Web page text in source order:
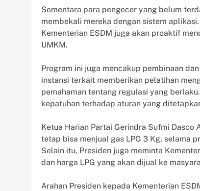
Sementara para pengecer yang belum
membekali mereka dengan sistem
Kementerian ESDM juga akan proaktif
UMKM.
Program ini juga mencakup pembinaan
instansi terkait memberikan pelatihan
pemahaman tentang regulasi yang
kepatuhan terhadap aturan yang
Ketua Harian Partai Gerindra Sufmi
tetap bisa menjual gas LPG 3 Kg, selama
Selain itu, Presiden juga meminta
dan harga LPG yang akan dijual ke
Arahan Presiden kepada Kementerian